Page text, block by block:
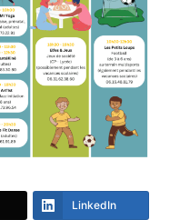
LinkedIn